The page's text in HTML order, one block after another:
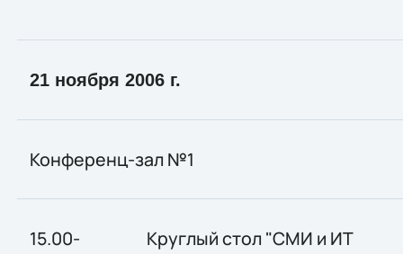
21 ноября 2006 г.
Конференц-зал №1
15.00-
Круглый стол "СМИ и ИТ